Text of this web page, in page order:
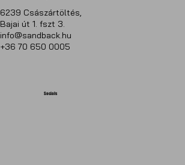
6239 Császártöltés,
Bajai út 1. fszt 3.
info@sandback.hu
+36 70 650 0005
Socials